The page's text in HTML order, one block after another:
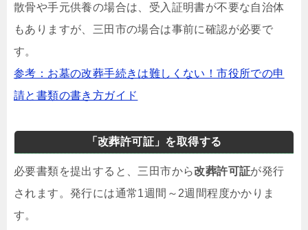
散骨や手元供養の場合は、受入証明書が不要な自治体
もありますが、三田市の場合は事前に確認が必要で
す。
参考：お墓の改葬手続きは難しくない！市役所での申
請と書類の書き方ガイド
「改葬許可証」を取得する
必要書類を提出すると、三田市から改葬許可証が発行
されます。発行には通常1週間～2週間程度かかりま
す。